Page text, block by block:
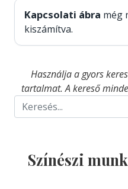
Kapcsolati ábra még
kiszámítva.
Használja a gyors
tartalmat. A kereső
Színészi